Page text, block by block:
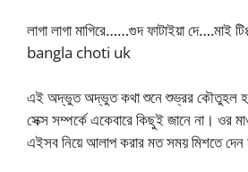
লাগা লাগা মাগিরে……গুদ ফাটাইয়া দে….মাই
bangla choti uk
এই অদ্ভুত অদ্ভুত কথা শুনে শুভ্রর কৌতুহল
সেক্স সম্পর্কে একেবারে কিছুই জানে না। ওর
এইসব নিয়ে আলাপ করার মত সময় মিশতে দেন